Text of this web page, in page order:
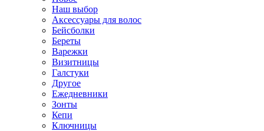
Наш выбор
Аксессуары для волос
Бейсболки
Береты
Варежки
Визитницы
Галстуки
Другое
Ежедневники
Зонты
Кепи
Ключницы